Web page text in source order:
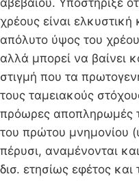
χρέους είναι
απόλυτο ύψος του
αλλά μπορεί να βαίνει
στιγμή που τα
τους ταμειακούς
πρόωρες αποπληρωμές
του πρώτου μνημονίου
πέρυσι, αναμένονται
δισ. ετησίως εφέτος